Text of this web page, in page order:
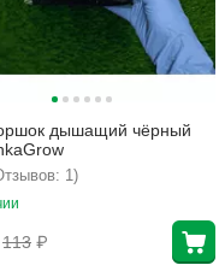
дышащий чёрный
1)
113 ₽